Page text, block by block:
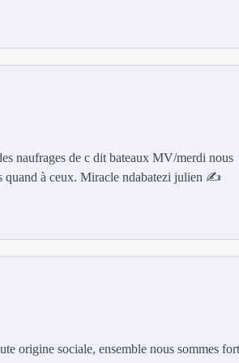
naufrages de c dit bateaux MV/merdi nous
quand à ceux. Miracle ndabatezi julien ✍️
origine sociale, ensemble nous sommes